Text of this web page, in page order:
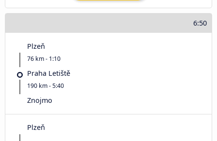
6:50
Plzeň
76 km - 1:10
Praha Letiště
190 km - 5:40
Znojmo
Plzeň